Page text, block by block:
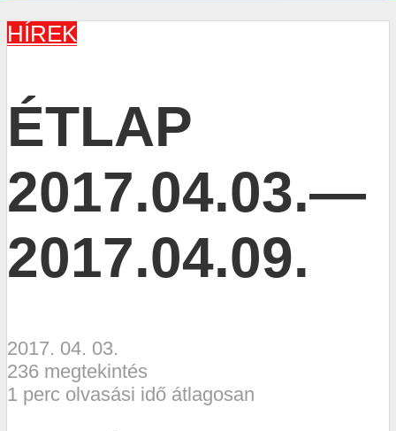
HÍREK
ÉTLAP
2017.04.03.—
2017.04.09.
2017. 04. 03.
236 megtekintés
1 perc olvasási idő átlagosan